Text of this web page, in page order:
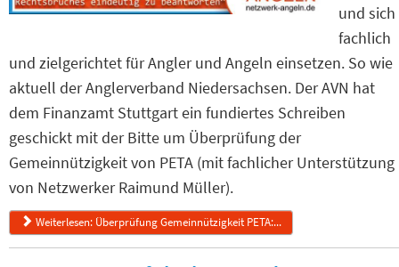
und sich
fachlich
und zielgerichtet für Angler und Angeln einsetzen. So wie
aktuell der Anglerverband Niedersachsen. Der AVN hat
dem Finanzamt Stuttgart ein fundiertes Schreiben
geschickt mit der Bitte um Überprüfung der
Gemeinnützigkeit von PETA (mit fachlicher Unterstützung
von Netzwerker Raimund Müller).
Weiterlesen: Überprüfung Gemeinnützigkeit PETA:...